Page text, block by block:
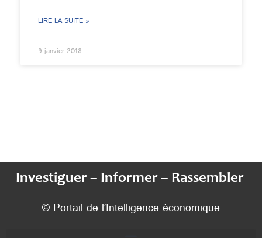
LIRE LA SUITE »
9 janvier 2018
Investiguer – Informer – Rassembler
© Portail de l’Intelligence économique